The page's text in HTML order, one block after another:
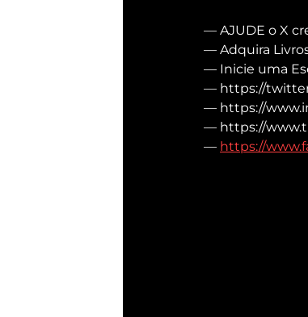
— AJUDE o X
— Adquira
— Inicie uma
— https://
— https://
— https://
— https://